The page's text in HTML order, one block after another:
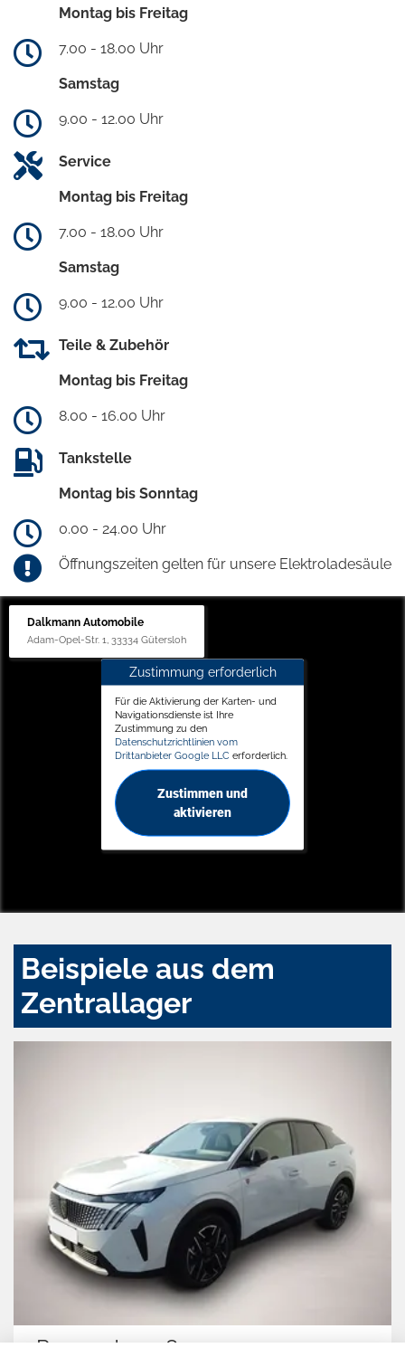
Montag bis Freitag
7.00 - 18.00 Uhr
Samstag
9.00 - 12.00 Uhr
Service
Montag bis Freitag
7.00 - 18.00 Uhr
Samstag
9.00 - 12.00 Uhr
Teile & Zubehör
Montag bis Freitag
8.00 - 16.00 Uhr
Tankstelle
Montag bis Sonntag
0.00 - 24.00 Uhr
Öffnungszeiten gelten für unsere Elektroladesäule
Dalkmann Automobile
Adam-Opel-Str. 1, 33334 Gütersloh
Zustimmung erforderlich
Für die Aktivierung der Karten- und
Navigationsdienste ist Ihre
Zustimmung zu den
Datenschutzrichtlinien vom
Drittanbieter Google LLC erforderlich.
Zustimmen und
aktivieren
Beispiele aus dem
Zentrallager
Peugeot 3008